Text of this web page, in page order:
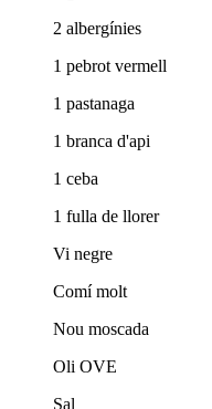
2 albergínies
1 pebrot vermell
1 pastanaga
1 branca d'api
1 ceba
1 fulla de llorer
Vi negre
Comí molt
Nou moscada
Oli OVE
Sal